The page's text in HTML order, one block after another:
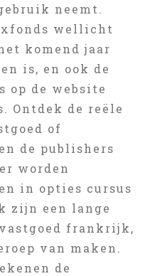
neemt.
wellicht
komend jaar
is, en ook de
op de website
Ontdek de reële
of
de publishers
worden
in opties cursus
zijn een lange
frankrijk,
van maken.
de